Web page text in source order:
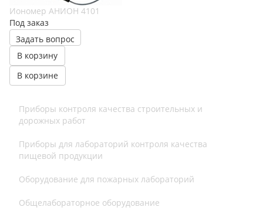
Иономер АНИОН 4101
Под заказ
Задать вопрос
В корзину
В корзине
Приборы контроля качества строительных и
дорожных работ
Приборы для лабораторий контроля качества
пищевой продукции
Оборудование для пожарных лабораторий
Общелабораторное оборудование